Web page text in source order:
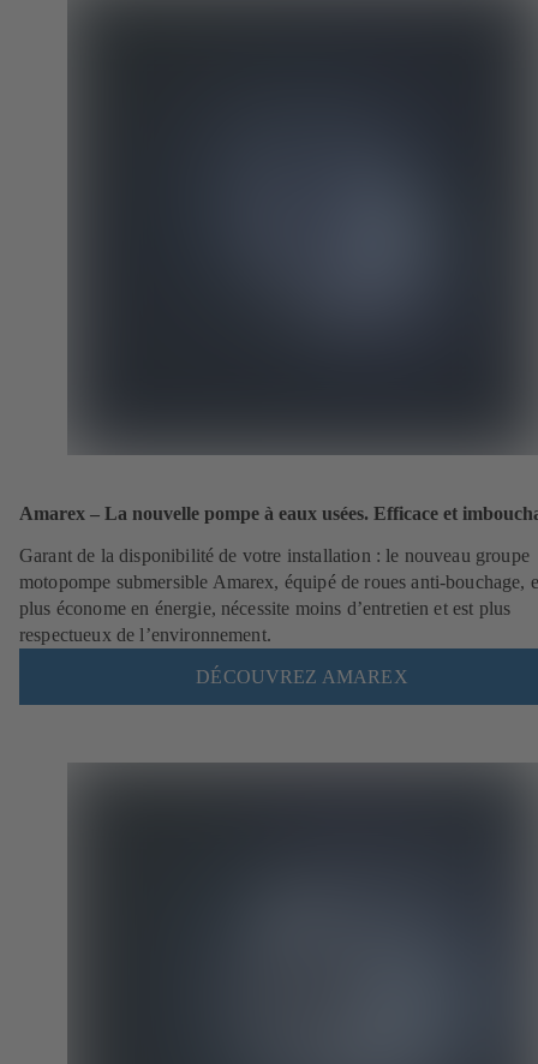
Amarex – La nouvelle pompe à eaux usées. Efficace et
Garant de la disponibilité de votre installation : le nouveau groupe
motopompe submersible Amarex, équipé de roues anti-bouchage,
plus économe en énergie, nécessite moins d’entretien et est plus
respectueux de l’environnement.
DÉCOUVREZ AMAREX